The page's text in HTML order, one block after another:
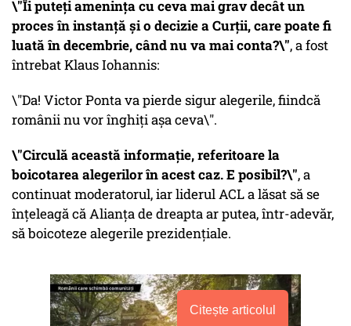
\"Îi puteți amenința cu ceva mai grav decât un
proces în instanță și o decizie a Curții, care poate fi
luată în decembrie, când nu va mai conta?\", a fost
întrebat Klaus Iohannis:
\"Da! Victor Ponta va pierde sigur alegerile, fiindcă
românii nu vor înghiți așa ceva\".
\"Circulă această informație, referitoare la
boicotarea alegerilor în acest caz. E posibil?\", a
continuat moderatorul, iar liderul ACL a lăsat să se
înțeleagă că Alianța de dreapta ar putea, într-adevăr,
să boicoteze alegerile prezidențiale.
Citește articolul